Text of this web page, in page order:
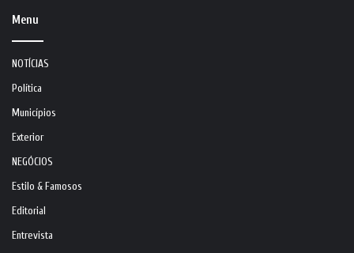
Menu
NOTÍCIAS
Política
Municípios
Exterior
NEGÓCIOS
Estilo & Famosos
Editorial
Entrevista